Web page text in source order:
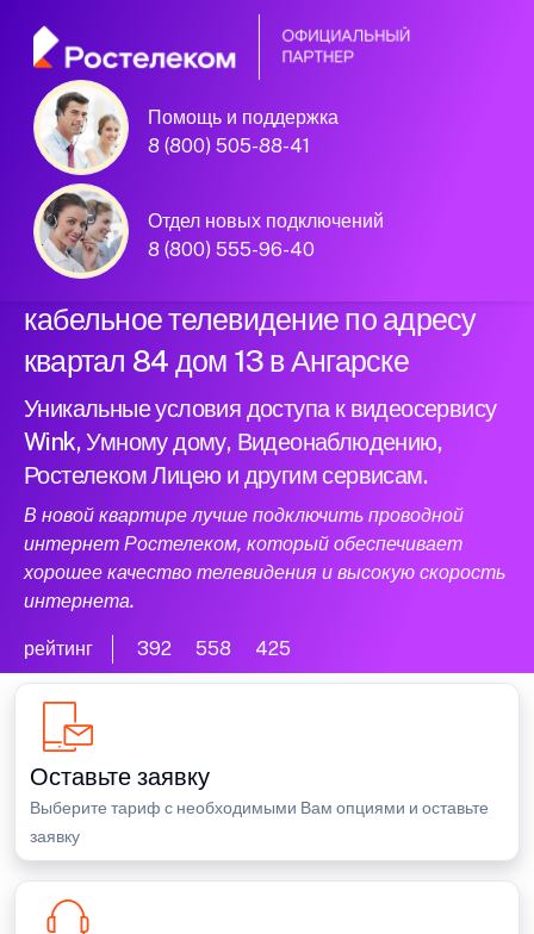
Помощь и поддержка
8 (800) 505-88-41
Отдел новых подключений
8 (800) 555-96-40
Официальный
партнер Ростелеком
Подключили новый интернет и
кабельное телевидение по адресу
квартал 84 дом 13 в Ангарске
Уникальные условия доступа к видеосервису
Wink, Умному дому, Видеонаблюдению,
Ростелеком Лицею и другим сервисам.
В новой квартире лучше подключить проводной
интернет Ростелеком, который обеспечивает
хорошее качество телевидения и высокую скорость
интернета.
рейтинг 392 558 425
Оставьте заявку
Выберите тариф с необходимыми Вам опциями и оставьте
заявку